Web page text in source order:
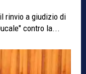
rinvio a giudizio di
contro la...